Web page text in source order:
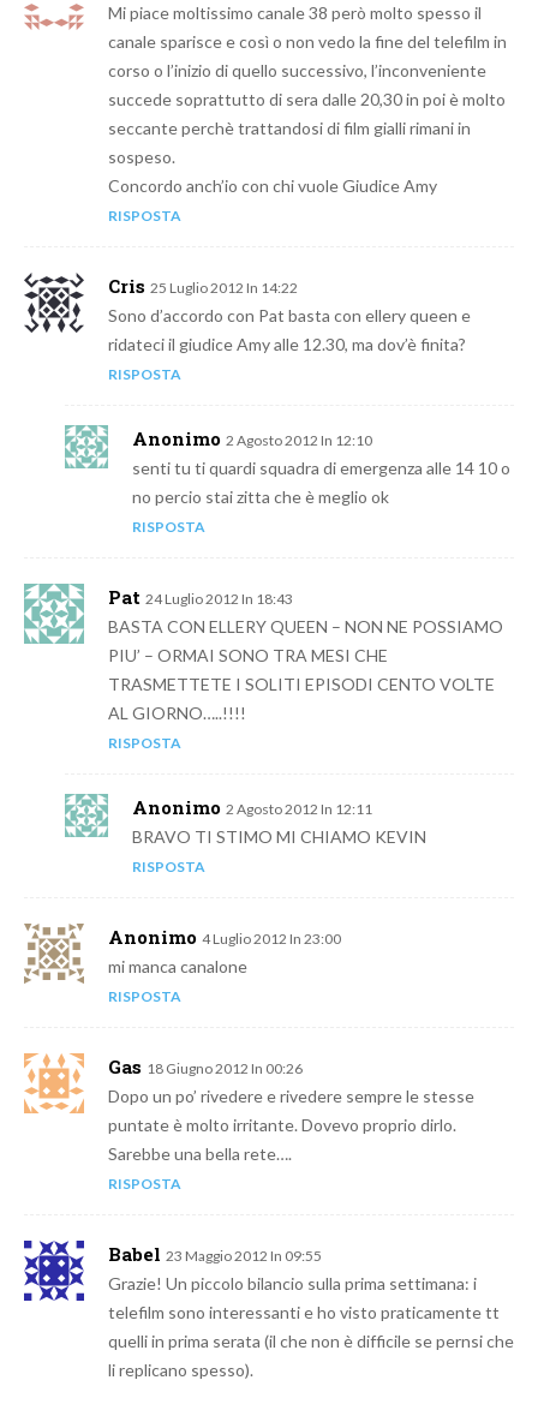
Mi piace moltissimo canale 38 però molto spesso il
canale sparisce e così o non vedo la fine del telefilm in
corso o l’inizio di quello successivo, l’inconveniente
succede soprattutto di sera dalle 20,30 in poi è molto
seccante perchè trattandosi di film gialli rimani in
sospeso.
Concordo anch’io con chi vuole Giudice Amy
RISPOSTA
Cris 25 Luglio 2012 In 14:22
Sono d’accordo con Pat basta con ellery queen e
ridateci il giudice Amy alle 12.30, ma dov’è finita?
RISPOSTA
Anonimo 2 Agosto 2012 In 12:10
senti tu ti quardi squadra di emergenza alle 14 10 o
no percio stai zitta che è meglio ok
RISPOSTA
Pat 24 Luglio 2012 In 18:43
BASTA CON ELLERY QUEEN – NON NE POSSIAMO
PIU’ – ORMAI SONO TRA MESI CHE
TRASMETTETE I SOLITI EPISODI CENTO VOLTE
AL GIORNO…..!!!!
RISPOSTA
Anonimo 2 Agosto 2012 In 12:11
BRAVO TI STIMO MI CHIAMO KEVIN
RISPOSTA
Anonimo 4 Luglio 2012 In 23:00
mi manca canalone
RISPOSTA
Gas 18 Giugno 2012 In 00:26
Dopo un po’ rivedere e rivedere sempre le stesse
puntate è molto irritante. Dovevo proprio dirlo.
Sarebbe una bella rete….
RISPOSTA
Babel 23 Maggio 2012 In 09:55
Grazie! Un piccolo bilancio sulla prima settimana: i
telefilm sono interessanti e ho visto praticamente tt
quelli in prima serata (il che non è difficile se pernsi che
li replicano spesso).